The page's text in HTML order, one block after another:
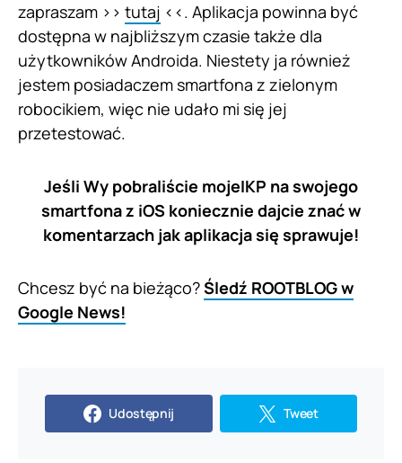
zapraszam >> tutaj <<. Aplikacja powinna być
dostępna w najbliższym czasie także dla
użytkowników Androida. Niestety ja również
jestem posiadaczem smartfona z zielonym
robocikiem, więc nie udało mi się jej
przetestować.
Jeśli Wy pobraliście mojeIKP na swojego
smartfona z iOS koniecznie dajcie znać w
komentarzach jak aplikacja się sprawuje!
Chcesz być na bieżąco?Śledź ROOTBLOG w
Google News!
Udostępnij Tweet